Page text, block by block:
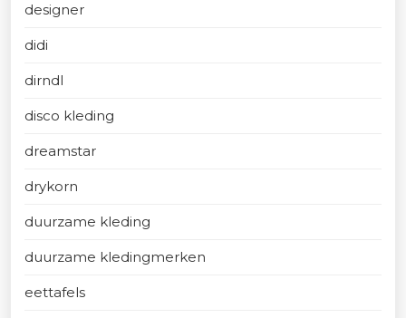
designer
didi
dirndl
disco kleding
dreamstar
drykorn
duurzame kleding
duurzame kledingmerken
eettafels